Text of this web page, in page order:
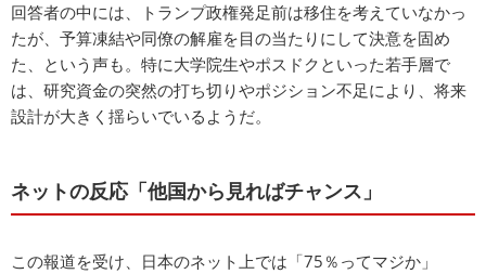
回答者の中には、トランプ政権発足前は移住を考えていなかっ
たが、予算凍結や同僚の解雇を目の当たりにして決意を固め
た、という声も。特に大学院生やポスドクといった若手層で
は、研究資金の突然の打ち切りやポジション不足により、将来
設計が大きく揺らいでいるようだ。
ネットの反応「他国から見ればチャンス」
この報道を受け、日本のネット上では「75％ってマジか」